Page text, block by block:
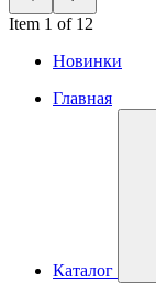
Item 1 of 12
Новинки
Главная
Каталог